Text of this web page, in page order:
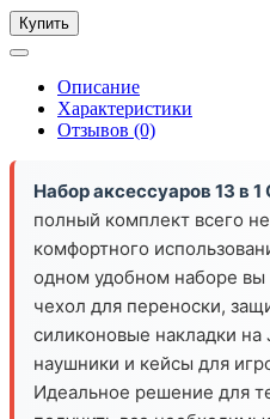
Купить
Описание
Характеристики
Отзывов (0)
Набор аксессуаров 13 в 1
полный комплект всего
комфортного
одном удобном наборе
чехол для переноски,
силиконовые накладки на
наушники и кейсы для
Идеальное решение для